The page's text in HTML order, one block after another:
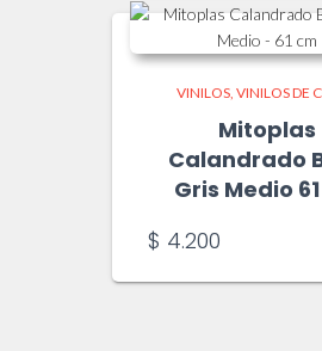
VINILOS VINILOS DE
Mitoplas
Calandrado
Gris Medio
$ 4.200